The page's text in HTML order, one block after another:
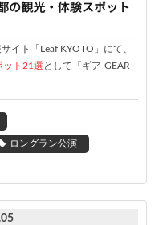
イト「Leaf KYOTO」にて、
ット21選 として『ギア-GEAR
ロングラン公演